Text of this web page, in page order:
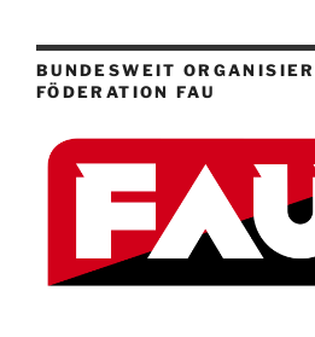
BUNDESWEIT
FÖDERATION FAU